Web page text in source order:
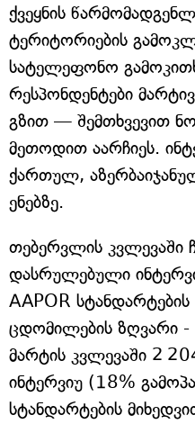
ქვეყნის
ტერიტორიების
სატელეფონო
რესპონდენტები
გზით — შემთხვევით
მეთოდით აარჩიეს.
ქართულ,
ენებზე.
თებერვლის კვლევაში
დასრულებული
AAPOR
ცდომილების ზღვარი
მარტის კვლევაში 2
ინტერვიუ (18%
სტანდარტების